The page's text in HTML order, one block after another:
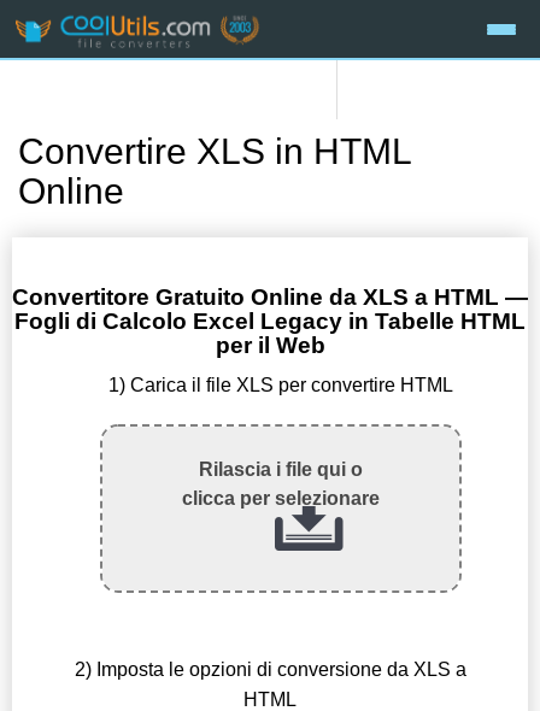
Convertire XLS in HTML
Online
Convertitore Gratuito Online da XLS a HTML —
Fogli di Calcolo Excel Legacy in Tabelle HTML
per il Web
1) Carica il file XLS per convertire HTML
Rilascia i file qui o
clicca per selezionare
2) Imposta le opzioni di conversione da XLS a
HTML